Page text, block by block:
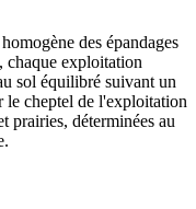
des épandages
chaque exploitation
sol équilibré suivant un
le cheptel de l'exploitation
prairies, déterminées au